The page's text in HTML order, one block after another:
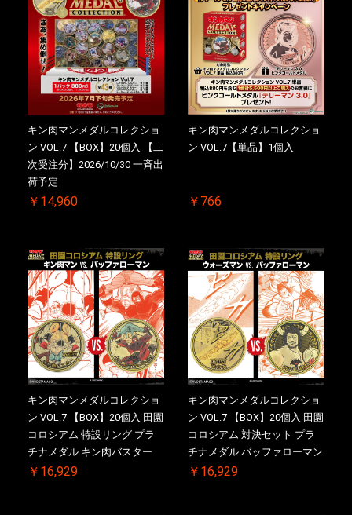
キン肉マンメダルコレクショ
ン VOL.7 【BOX】20個入 【二
次受注分】2026/10/30 一斉出
荷予定
￥14,960
キン肉マンメダルコレクショ
ン VOL.7【単品】1個入
￥766
キン肉マンメダルコレクショ
ン VOL.7 【BOX】20個入 田園
コロシアム 特設リング プラ
チナメダル キン肉バスター
VS. キン肉バスターやぶり ケ
￥16,929
キン肉マンメダルコレクショ
ン VOL.7 【BOX】20個入 田園
コロシアム 対決セット プラ
チナメダル バッファローマン
2.0 顎髭 Ver. VS. 光の矢 ケー
￥16,929